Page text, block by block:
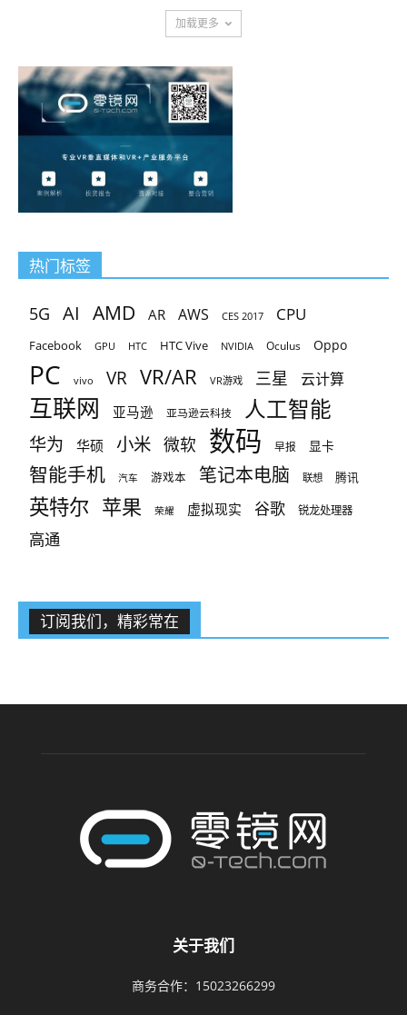
加载更多
热门标签
5G AI AMD AR AWS CES 2017 CPU
Facebook GPU HTC HTC Vive NVIDIA Oculus Oppo
PC vivo VR VR/AR VR游戏 三星 云计算
互联网 亚马逊 亚马逊云科技 人工智能
华为 华硕 小米 微软 数码 早报 显卡
智能手机 汽车 游戏本 笔记本电脑 联想 腾讯
英特尔 苹果 荣耀 虚拟现实 谷歌 锐龙处理器
高通
订阅我们，精彩常在
关于我们
商务合作：15023266299